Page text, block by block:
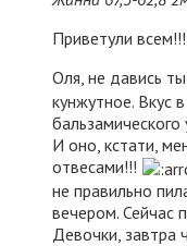
Приветули всем!!!
Оля, не давись
кунжутное. Вкус
И оно, кстати,
отвесами!!!
не правильно
вечером. Сейчас
Девочки,